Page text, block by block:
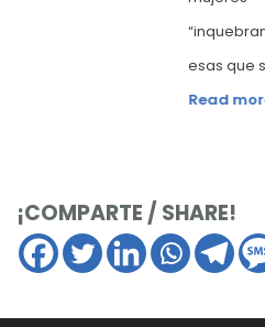
esas que
Read
¡COMPARTE / SHARE!